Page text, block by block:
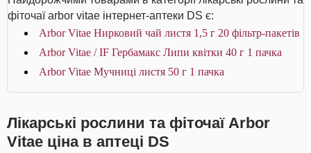
фіточаї arbor vitae інтернет-аптеки DS є:
Arbor Vitae Нирковий чай листя 1,5 г 20 фільтр-пакетів
Arbor Vitae / IF Гербамакс Липи квітки 40 г 1 пачка
Arbor Vitae Мучниці листя 50 г 1 пачка
Лікарські рослини та фіточаї Arbor
Vitae ціна в аптеці DS